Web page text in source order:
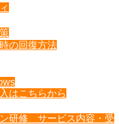
の回復方法
はこちらから
研修 サービス内容・受